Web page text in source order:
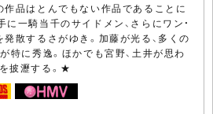
作品はとんでもない作品であることに
一騎当千のサイドメン、さらにワン・
散するさがゆき。加藤が光る、多くの
特に秀逸。ほかでも宮野、土井が思わ
披瀝する。★